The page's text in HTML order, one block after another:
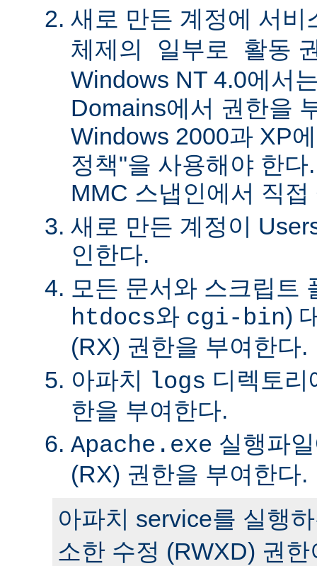
새로 만든 계정에 서비
체제의 일부로 활동
Windows NT 4.0에서
Domains에서 권한을
Windows 2000과 XP
정책"을 사용해야 한
MMC 스냅인에서 직
새로 만든 계정이
인한다.
모든 문서와 스크립트
htdocs와 cgi-bin)
(RX) 권한을 부여한다.
아파치 logs 디렉토리
한을 부여한다.
Apache.exe 실행파
(RX) 권한을 부여한다.
아파치 service를 실행
소한 수정 (RWXD) 권